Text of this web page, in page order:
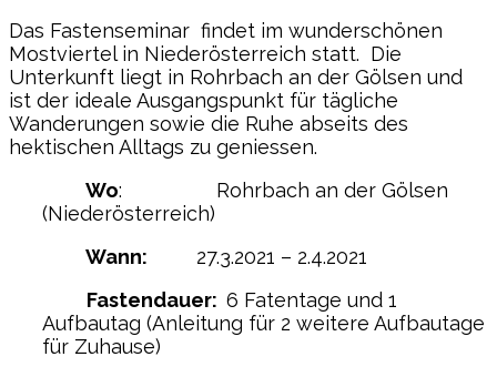
Das Fastenseminar findet im wunderschönen
Mostviertel in Niederösterreich statt. Die
Unterkunft liegt in Rohrbach an der Gölsen und
ist der ideale Ausgangspunkt für tägliche
Wanderungen sowie die Ruhe abseits des
hektischen Alltags zu geniessen.
Wo: Rohrbach an der Gölsen
(Niederösterreich)
Wann: 27.3.2021 – 2.4.2021
Fastendauer: 6 Fatentage und 1
Aufbautag (Anleitung für 2 weitere Aufbautage
für Zuhause)